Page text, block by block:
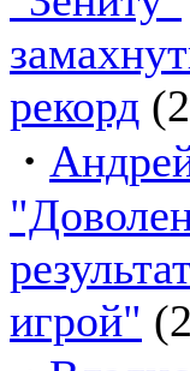
рекорд
·
игрой"